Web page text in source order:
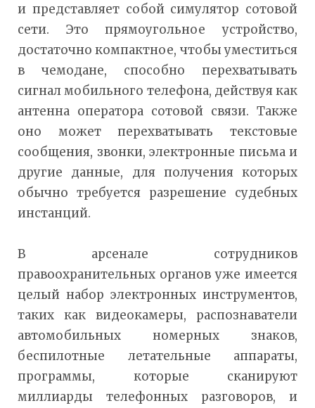
и представляет собой симулятор сотовой
сети. Это прямоугольное устройство,
достаточно компактное, чтобы уместиться
в чемодане, способно перехватывать
сигнал мобильного телефона, действуя как
антенна оператора сотовой связи. Также
оно может перехватывать текстовые
сообщения, звонки, электронные письма и
другие данные, для получения которых
обычно требуется разрешение судебных
инстанций.
В арсенале сотрудников
правоохранительных органов уже имеется
целый набор электронных инструментов,
таких как видеокамеры, распознаватели
автомобильных номерных знаков,
беспилотные летательные аппараты,
программы, которые сканируют
миллиарды телефонных разговоров, и